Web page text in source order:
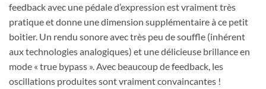
feedback avec une pédale d’expression est vraiment très
pratique et donne une dimension supplémentaire à ce petit
boitier. Un rendu sonore avec très peu de souffle (inhérent
aux technologies analogiques) et une délicieuse brillance en
mode « true bypass ». Avec beaucoup de feedback, les
oscillations produites sont vraiment convaincantes !